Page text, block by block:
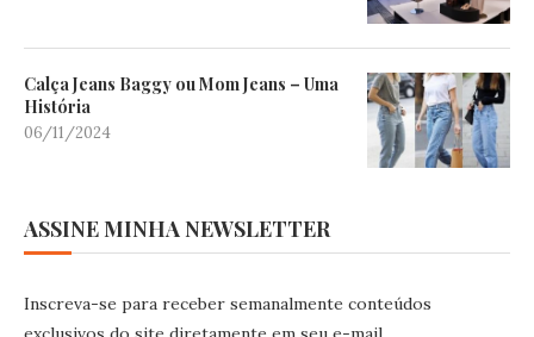
Calça Jeans Baggy ou Mom Jeans – Uma
História
06/11/2024
ASSINE MINHA NEWSLETTER
Inscreva-se para receber semanalmente conteúdos